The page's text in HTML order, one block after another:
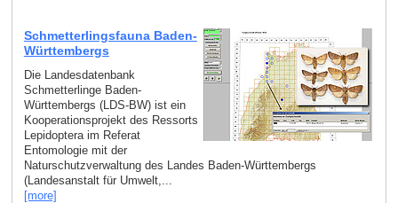
Schmetterlingsfauna Baden-
Württembergs
Die Landesdatenbank
Schmetterlinge Baden-
Württembergs (LDS-BW) ist ein
Kooperationsprojekt des Ressorts
Lepidoptera im Referat
Entomologie mit der
Naturschutzverwaltung des Landes Baden-Württembergs
(Landesanstalt für Umwelt,...
[more]